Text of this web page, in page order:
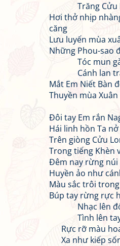
Trăng Cửu
Hơi thở nhịp
căng
Lưu luyến mùa
Những Phou-sao
Tóc mun
Cánh lan
Mắt Em Niết Bàn
Thuyền mùa
Đôi tay Em rắn
Hái linh hồn Ta
Trên giòng Cửu
Trong tiếng Khèn
Đêm nay rừng núi
Huyền ảo như
Màu sắc trôi
Búp tay rừng rực
Nhạc lên
Tình lên tay
Rực rỡ màu
Xa như kiếp